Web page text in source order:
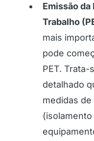
Emissão da
Trabalho
mais
pode
PET.
detalhado
medidas